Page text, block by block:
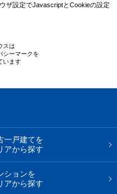
ザ設定でJavascriptとCookieの設定
藤和ハウスは
プライバシーマークを
取得しています
一戸建てを
ションを